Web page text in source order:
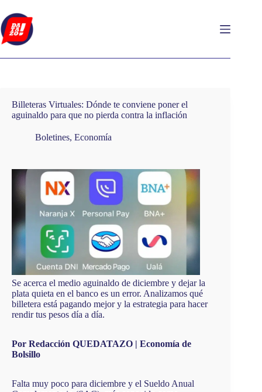
contenido
Billeteras Virtuales: Dónde te conviene poner el
aguinaldo para que no pierda contra la inflación
Boletines, Economía
Se acerca el medio aguinaldo de diciembre y dejar la
plata quieta en el banco es un error. Analizamos qué
billetera está pagando mejor y la estrategia para hacer
rendir tus pesos día a día.
Por Redacción QUEDATAZO | Economía de
Bolsillo
Falta muy poco para diciembre y el Sueldo Anual